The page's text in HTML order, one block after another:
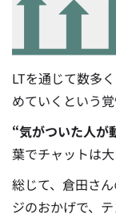
LTを通じて数多
めていくという
“気がついた人が
葉でチャットは
総じて、倉田さ
ジのおかげで、